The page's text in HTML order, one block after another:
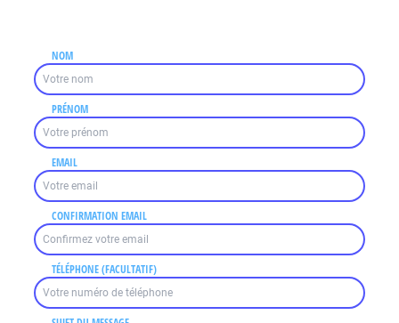
NOM
PRÉNOM
EMAIL
CONFIRMATION EMAIL
TÉLÉPHONE (FACULTATIF)